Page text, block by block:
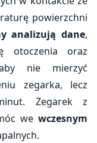
powierzchni
analizują dane,
otoczenia oraz
nie mierzyć
zegarka, lecz
Zegarek z
we wczesnym